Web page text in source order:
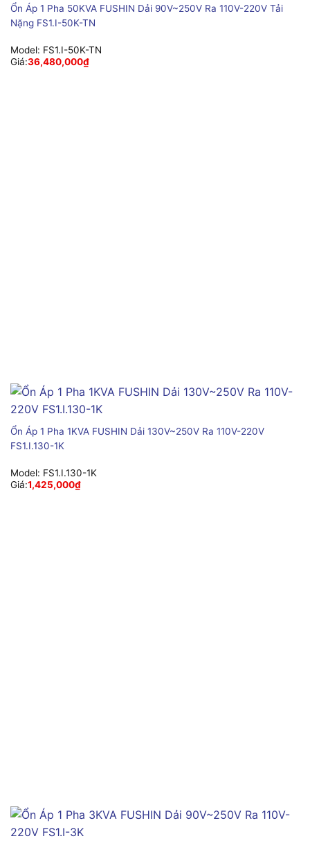
Ổn Áp 1 Pha 50KVA FUSHIN Dải 90V~250V Ra 110V-220V Tải
Nặng FS1.I-50K-TN
Model: FS1.I-50K-TN
Giá:36,480,000₫
Ổn Áp 1 Pha 1KVA FUSHIN Dải 130V~250V Ra 110V-220V
FS1.I.130-1K
Model: FS1.I.130-1K
Giá:1,425,000₫